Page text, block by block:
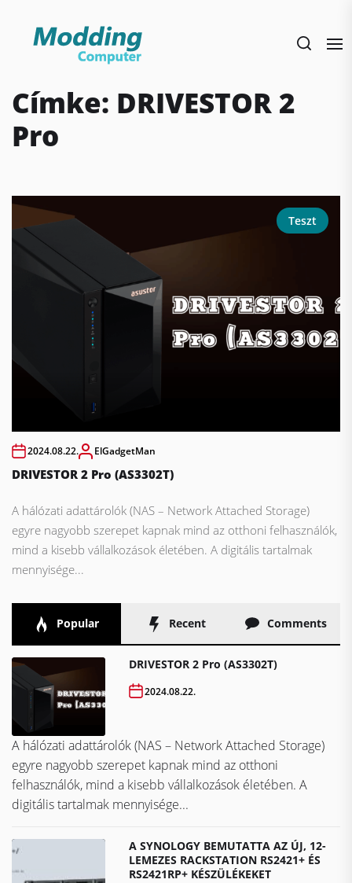
Címke: DRIVESTOR 2
Pro
Teszt
2024.08.22. ElGadgetMan
DRIVESTOR 2 Pro (AS3302T)
A hálózati adattárolók (NAS – Network Attached Storage)
egyre nagyobb szerepet kapnak mind az otthoni felhasználók,
mind a kisebb vállalkozások életében. A digitális tartalmak
mennyisége...
Popular Recent Comments
DRIVESTOR 2 Pro (AS3302T)
2024.08.22.
A hálózati adattárolók (NAS – Network Attached Storage)
egyre nagyobb szerepet kapnak mind az otthoni
felhasználók, mind a kisebb vállalkozások életében. A
digitális tartalmak mennyisége...
A SYNOLOGY BEMUTATTA AZ ÚJ, 12-
LEMEZES RACKSTATION RS2421+ ÉS
RS2421RP+ KÉSZÜLÉKEKET